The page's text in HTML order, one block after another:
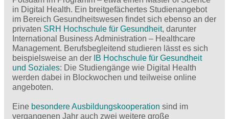
in Digital Health. Ein breitgefächertes Studienangebot
im Bereich Gesundheitswesen findet sich ebenso an der
privaten SRH Hochschule für Gesundheit, darunter
International Business Administration – Healthcare
Management. Berufsbegleitend studieren lässt es sich
beispielsweise an der IB Hochschule für Gesundheit
und Soziales: Die Studiengänge wie Digital Health
werden dabei in Blockwochen und teilweise online
angeboten.
Eine besondere Ausbildungskooperation sind im
vergangenen Jahr auch zwei weitere große